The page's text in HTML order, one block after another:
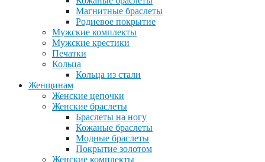
Магнитные браслеты
Родиевое покрытие
Мужские комплекты
Мужские крестики
Печатки
Кольца
Кольца из стали
Женщинам
Женские цепочки
Женские браслеты
Браслеты на ногу
Кожаные браслеты
Модные браслеты
Покрытие золотом
Женские комплекты